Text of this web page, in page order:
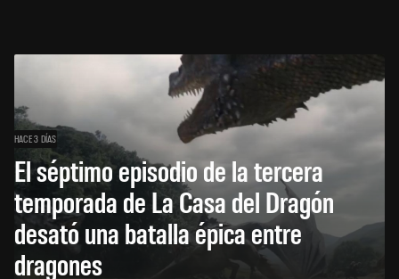
HACE 3 DÍAS
El séptimo episodio de la tercera
temporada de La Casa del Dragón
desató una batalla épica entre
dragones